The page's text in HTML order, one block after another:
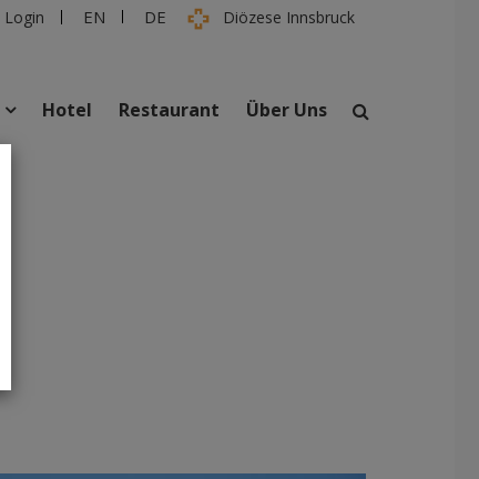
Login EN DE Diözese Innsbruck
Hotel Restaurant Über Uns